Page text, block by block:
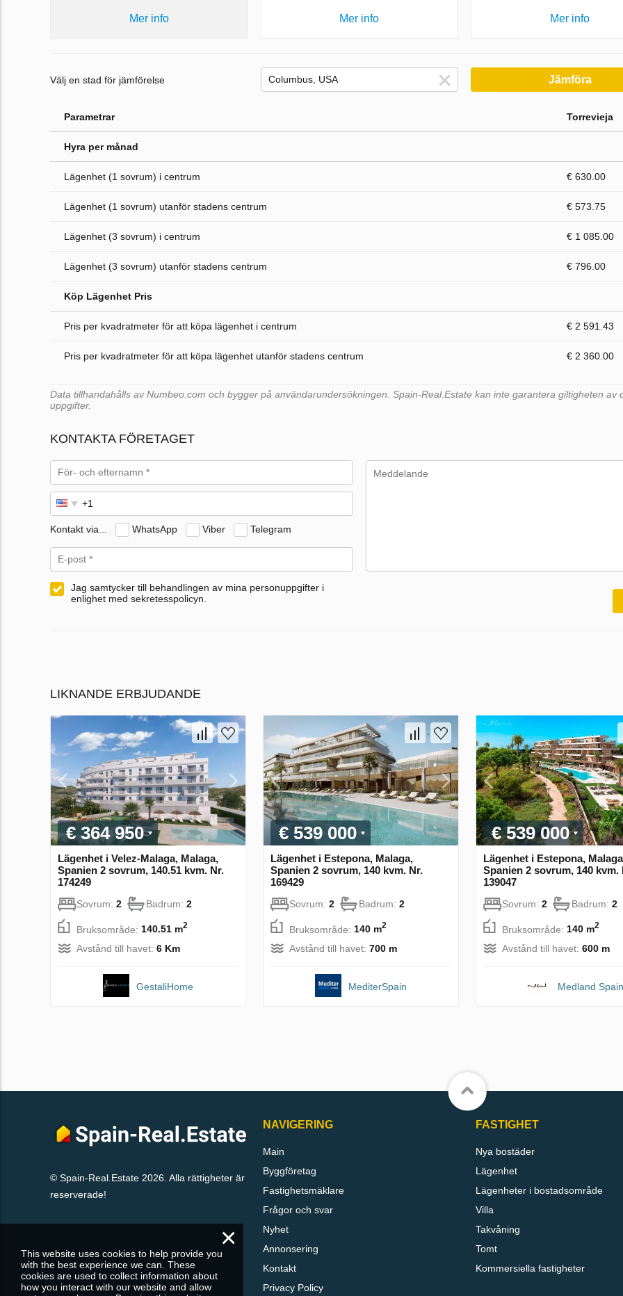
Mer info Mer info Mer info
Välj en stad för jämförelse Jämföra
Parametrar Torrevieja
Hyra per månad
Lägenhet (1 sovrum) i centrum € 630.00
Lägenhet (1 sovrum) utanför stadens centrum € 573.75
Lägenhet (3 sovrum) i centrum € 1 085.00
Lägenhet (3 sovrum) utanför stadens centrum € 796.00
Köp Lägenhet Pris
Pris per kvadratmeter för att köpa lägenhet i centrum € 2 591.43
Pris per kvadratmeter för att köpa lägenhet utanför stadens centrum € 2 360.00
Data tillhandahålls av Numbeo.com och bygger på användarundersökningen. Spain-Real.Estate kan inte garantera giltigheten av
uppgifter.
KONTAKTA FÖRETAGET
Kontakt via... WhatsApp Viber Telegram
Jag samtycker till behandlingen av mina personuppgifter i
enlighet med sekretesspolicyn.
LIKNANDE ERBJUDANDE
€ 364 950
Lägenhet i Velez-Malaga, Malaga,
Spanien 2 sovrum, 140.51 kvm. Nr.
174249
Sovrum: 2 Badrum: 2
Bruksområde: 140.51 m2
Avstånd till havet: 6 Km
GestaliHome
€ 539 000
Lägenhet i Estepona, Malaga,
Spanien 2 sovrum, 140 kvm. Nr.
169429
Sovrum: 2 Badrum: 2
Bruksområde: 140 m2
Avstånd till havet: 700 m
MediterSpain
€ 539 000
Lägenhet i Estepona,
Spanien 2 sovrum, 140 kvm.
139047
Sovrum: 2 Badrum: 2
Bruksområde: 140 m2
Avstånd till havet: 600 m
Medland
© Spain-Real.Estate 2026. Alla rättigheter är
reserverade!
NAVIGERING
Main
Byggföretag
Fastighetsmäklare
Frågor och svar
Nyhet
Annonsering
Kontakt
Privacy Policy
FASTIGHET
Nya bostäder
Lägenhet
Lägenheter i bostadsområde
Villa
Takvåning
Tomt
Kommersiella fastigheter
×
This website uses cookies to help provide you
with the best experience we can. These
cookies are used to collect information about
how you interact with our website and allow